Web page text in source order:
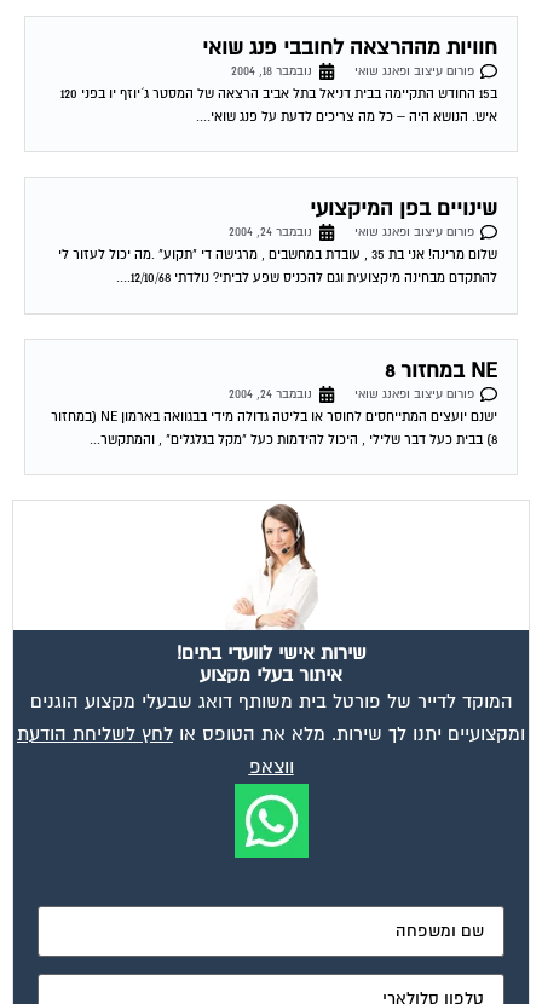
חוויות מההרצאה לחובבי פנג שואי
פורום עיצוב ופאנג שואי
נובמבר 18, 2004
ב15 החודש התקיימה בבית דניאל בתל אביב הרצאה של המסטר ג´יוזף יו בפני 120
איש. הנושא היה – כל מה צריכים לדעת על פנג שואי....
שינויים בפן המיקצועי
פורום עיצוב ופאנג שואי
נובמבר 24, 2004
שלום מרינה! אני בת 35 , עובדת במחשבים , מרגישה די "תקוע" .מה יכול לעזור לי
להתקדם מבחינה מיקצועית וגם להכניס שפע לביתי? נולדתי 12/10/68....
NE במחזור 8
פורום עיצוב ופאנג שואי
נובמבר 24, 2004
ישנם יועצים המתייחסים לחוסר או בליטה גדולה מידי בבגוואה בארמון NE (במחזור
8) בבית כעל דבר שלילי , היכול להידמות כעל "מקל בגלגלים" , והמתקשר...
שירות אישי לוועדי בתים!
איתור בעלי מקצוע
המוקד לדייר של פורטל בית משותף דואג שבעלי מקצוע הוגנים
ומקצועיים יתנו לך שירות. מלא את הטופס או לחץ לשליחת הודעת
ווצאפ